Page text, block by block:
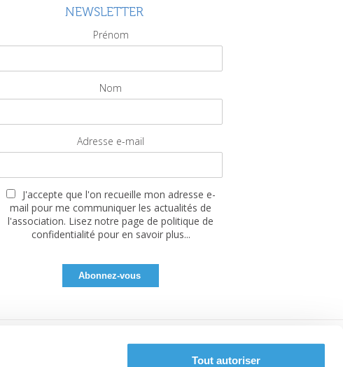
Tout autoriser
NEWSLETTER
Prénom
Nom
Adresse e-mail
J'accepte que l'on recueille mon adresse e-
mail pour me communiquer les actualités de
l'association. Lisez notre page de politique de
confidentialité pour en savoir plus...